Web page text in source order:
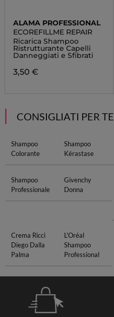
ALAMA PROFESSIONAL
ECOREFILLME REPAIR
Ricarica Shampoo
Ristrutturante Capelli
Danneggiati e Sfibrati
3,50 €
CONSIGLIATI PER TE
Shampoo
Colorante
Shampoo
Kérastase
Shampoo
Professionale
Givenchy
Donna
Crema Ricci
Diego Dalla
Palma
L'Oréal
Shampoo
Professional